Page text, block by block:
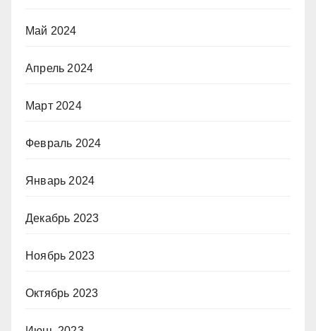
Май 2024
Апрель 2024
Март 2024
Февраль 2024
Январь 2024
Декабрь 2023
Ноябрь 2023
Октябрь 2023